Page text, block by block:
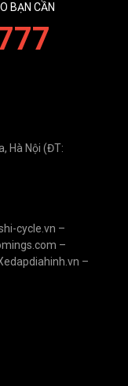
BẠN CẦN
Hà Nội (ĐT:
cycle.vn –
–
–